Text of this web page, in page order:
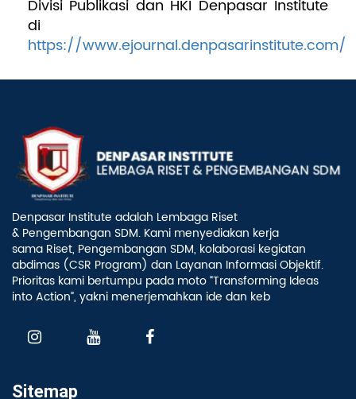
Divisi Publikasi dan HKI Denpasar Institute
di
https://www.ejournal.denpasarinstitute.com/
Denpasar Institute adalah Lembaga Riset
& Pengembangan SDM. Kami menyediakan kerja
sama Riset, Pengembangan SDM, kolaborasi kegiatan
abdimas (CSR Program) dan Layanan Informasi Objektif.
Prioritas kami bertumpu pada moto “Transforming Ideas
into Action”, yakni menerjemahkan ide dan keb
Sitemap